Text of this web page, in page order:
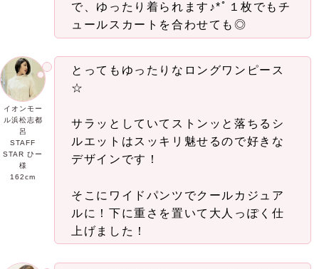
で、ゆったり着られます♪*ﾟ１枚でもチ
ュールスカートを合わせても◎
イオンモー
ル浜松志都
呂
STAFF
STAR ひー
様
162cm
とってもゆったりなロングワンピース
☆
サラッとしていてストンッと落ちるシ
ルエットはスッキリ魅せるので好きな
デザインです！
そこにワイドパンツでクールカジュア
ルに！下に重さを置いて大人っぽく仕
上げました！